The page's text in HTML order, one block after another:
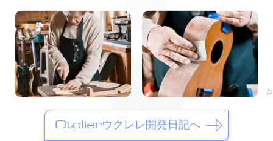
Otolierウクレレ開発日記へ